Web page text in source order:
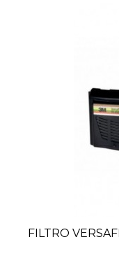
FILTRO